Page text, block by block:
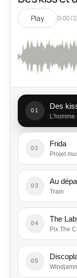
Play 0:00 /
01
Des
02
Frida
Projet
03
Au
Train
04
The
Pix The
05